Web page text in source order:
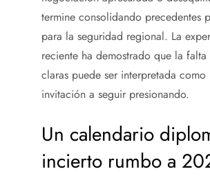
termine consolidando precedentes
para la seguridad regional. La
reciente ha demostrado que la
claras puede ser interpretada como
invitación a seguir presionando.
Un calendario
incierto rumbo a